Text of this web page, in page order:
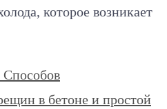
которое возникает
Способов
в бетоне и простой